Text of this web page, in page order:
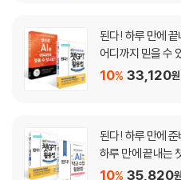
된다! 하루 만에
어디까지 믿을 수
10% 33,120원
된다! 하루 만에
하루 만에 끝내는
10% 35,820원